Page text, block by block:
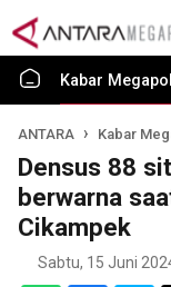
Kabar
ANTARA Kabar
Densus 88
berwarna
Cikampek
Sabtu, 15 Juni